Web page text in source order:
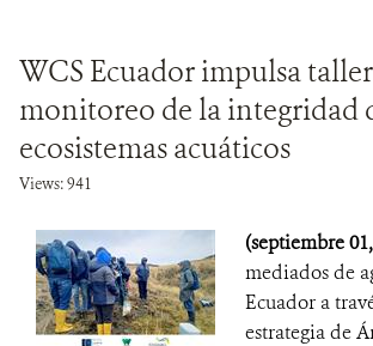
WCS Ecuador impulsa
monitoreo de la integridad
ecosistemas acuáticos
Views: 941
(septiembre
mediados de
Ecuador a
estrategia de